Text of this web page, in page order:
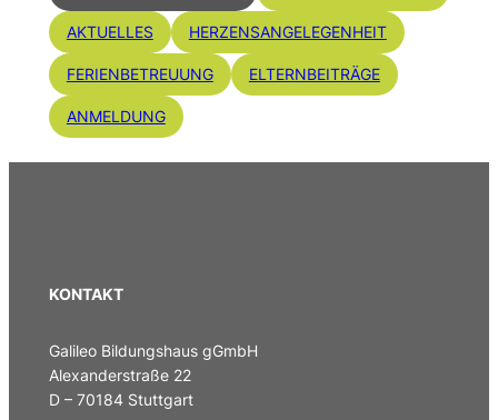
AKTUELLES HERZENSANGELEGENHEIT
FERIENBETREUUNG ELTERNBEITRÄGE
ANMELDUNG
KONTAKT
Galileo Bildungshaus gGmbH
Alexanderstraße 22
D – 70184 Stuttgart